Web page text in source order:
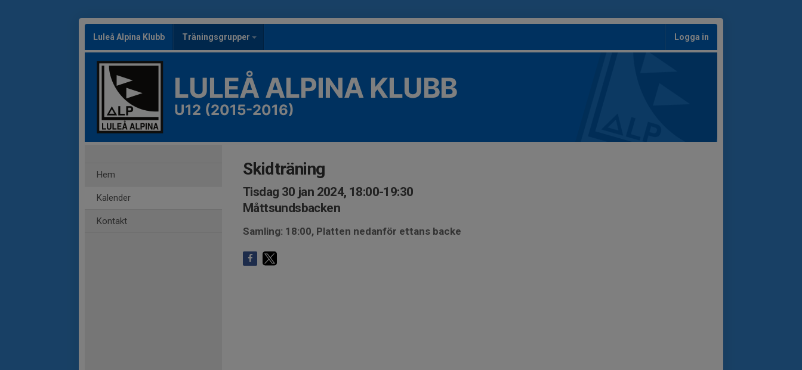
Luleå Alpina Klubb Träningsgrupper Logga in
LULEÅ ALPINA KLUBB
U12 (2015-2016)
Hem
Kalender
Kontakt
Skidträning
Tisdag 30 jan 2024, 18:00-19:30
Måttsundsbacken
Samling: 18:00, Platten nedanför ettans backe